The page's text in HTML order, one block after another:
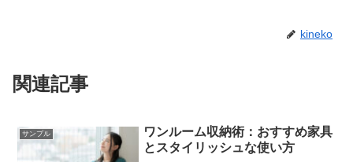
kineko
関連記事
サンプル
ワンルーム収納術：おすすめ家具
とスタイリッシュな使い方